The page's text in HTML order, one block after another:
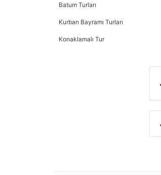
Batum Turları
Kurban Bayramı Turları
Konaklamalı Tur